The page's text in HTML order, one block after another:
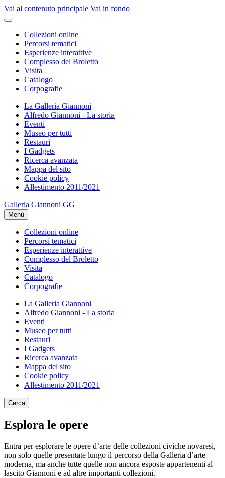
Vai al contenuto principale Vai in fondo
Collezioni online
Percorsi tematici
Esperienze interattive
Complesso del Broletto
Visita
Catalogo
Corpografie
La Galleria Giannoni
Alfredo Giannoni - La storia
Eventi
Museo per tutti
Restauri
I Gadgets
Ricerca avanzata
Mappa del sito
Cookie policy
Allestimento 2011/2021
Galleria Giannoni GG
Menù
Collezioni online
Percorsi tematici
Esperienze interattive
Complesso del Broletto
Visita
Catalogo
Corpografie
La Galleria Giannoni
Alfredo Giannoni - La storia
Eventi
Museo per tutti
Restauri
I Gadgets
Ricerca avanzata
Mappa del sito
Cookie policy
Allestimento 2011/2021
Cerca
Esplora le opere
Entra per esplorare le opere d’arte delle collezioni civiche novaresi,
non solo quelle presentate lungo il percorso della Galleria d’arte
moderna, ma anche tutte quelle non ancora esposte appartenenti al
lascito Giannoni e ad altre importanti collezioni.